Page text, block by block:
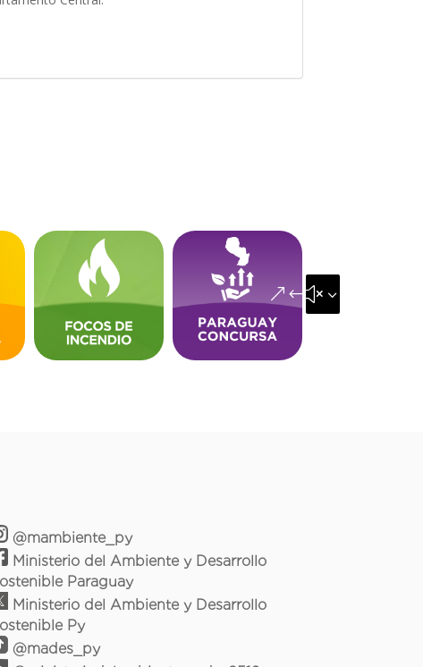
&#x35;
@mambiente_py
Ministerio del Ambiente y Desarrollo
Paraguay
Ministerio del Ambiente y Desarrollo
Py
@mades_py